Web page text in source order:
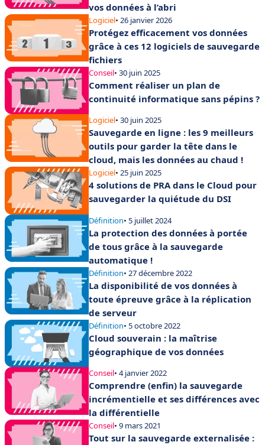
vos données à l’abri
Logiciel• 26 janvier 2026
Protégez efficacement vos données
grâce à ces 12 logiciels de sauvegarde
fichiers
Conseil• 30 juin 2025
Comment réaliser un plan de
continuité informatique sans pépins ?
Logiciel• 30 juin 2025
Sauvegarde en ligne : les 9 meilleurs
outils pour garder la tête dans le
cloud, mais les données au chaud !
Logiciel• 25 juin 2025
4 solutions de PRA dans le Cloud pour
sauvegarder la quiétude du DSI
Définition• 5 juillet 2024
La protection des données à portée
de tous grâce à la sauvegarde
automatique !
Définition• 27 décembre 2022
La disponibilité de vos données à
toute épreuve grâce à la réplication
de serveur
Définition• 5 octobre 2022
Cloud souverain : la maîtrise
géographique de vos données
Conseil• 4 janvier 2022
Comprendre (enfin) la sauvegarde
incrémentielle et ses différences avec
la différentielle
Conseil• 9 mars 2021
Tout sur la sauvegarde externalisée :